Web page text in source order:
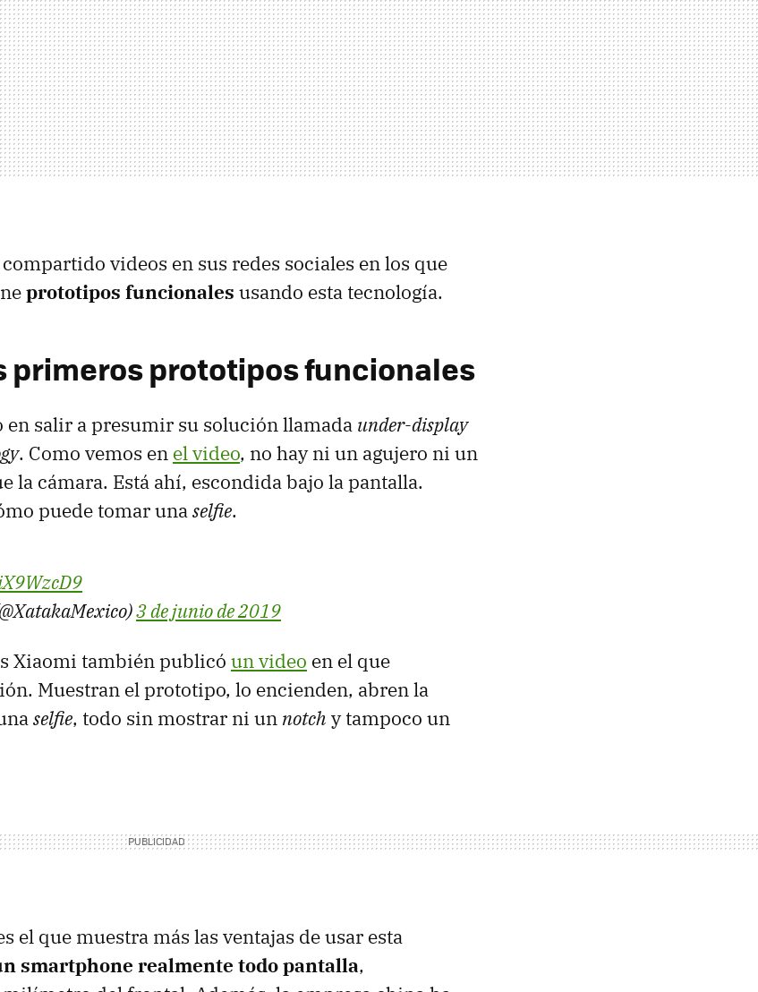
videos en sus redes sociales en los que
prototipos funcionales usando esta tecnología.
primeros prototipos funcionales
en salir a presumir su solución llamada under-display
. Como vemos en el video, no hay ni un agujero ni un
la cámara. Está ahí, escondida bajo la pantalla.
puede tomar unaselfie.
3 de junio de 2019
Xiaomi también publicó un video en el que
Muestran el prototipo, lo encienden, abren la
selfie, todo sin mostrar ni un notch y tampoco un
el que muestra más las ventajas de usar esta
smartphone realmente todo pantalla,